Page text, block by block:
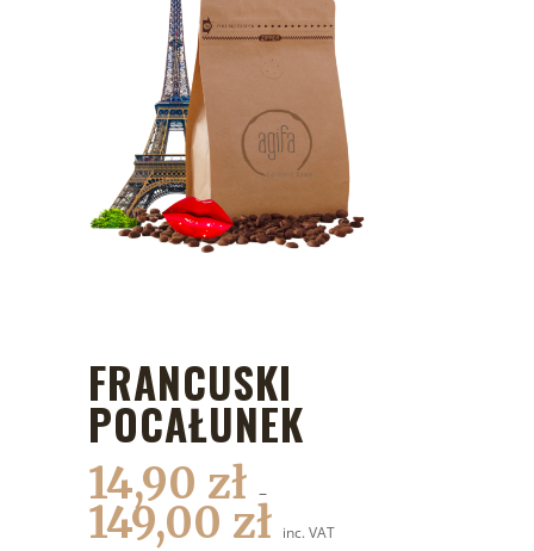
FRANCUSKI
POCAŁUNEK
14,90 zł –
149,00 zł inc. VAT